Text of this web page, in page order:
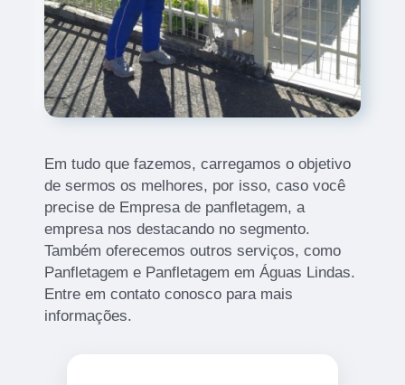
Em tudo que fazemos, carregamos o objetivo
de sermos os melhores, por isso, caso você
precise de Empresa de panfletagem, a
empresa nos destacando no segmento.
Também oferecemos outros serviços, como
Panfletagem e Panfletagem em Águas Lindas.
Entre em contato conosco para mais
informações.